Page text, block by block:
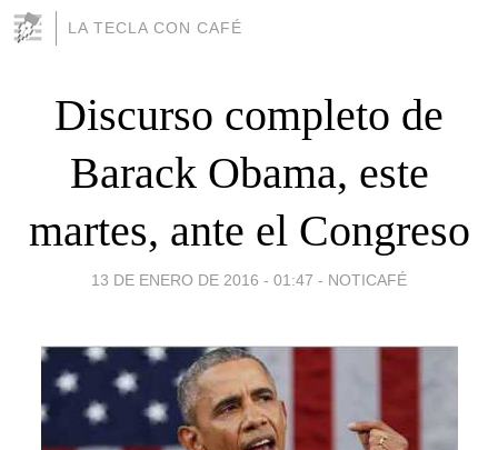
LA TECLA CON CAFÉ
Discurso completo de
Barack Obama, este
martes, ante el Congreso
13 DE ENERO DE 2016 - 01:47 - NOTICAFÉ